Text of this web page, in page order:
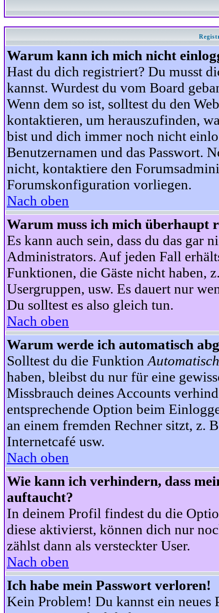
Warum kann ich mich nicht
Hast du dich registriert? Du musst
kannst. Wurdest du vom Board
Wenn dem so ist, solltest du den
kontaktieren, um herauszufinden,
bist und dich immer noch nicht
Benutzernamen und das Passwort.
nicht, kontaktiere den
Forumskonfiguration vorliegen.
Nach oben
Warum muss ich mich überhaupt
Es kann auch sein, dass du das gar
Administrators. Auf jeden Fall
Funktionen, die Gäste nicht haben,
Usergruppen, usw. Es dauert nur
Du solltest es also gleich tun.
Nach oben
Warum werde ich automatisch
Solltest du die Funktion
haben, bleibst du nur für eine
Missbrauch deines Accounts
entsprechende Option beim
an einem fremden Rechner sitzt, z.
Internetcafé usw.
Nach oben
Wie kann ich verhindern, dass
auftaucht?
In deinem Profil findest du die
diese aktivierst, können dich nur
zählst dann als versteckter User.
Nach oben
Ich habe mein Passwort verloren!
Kein Problem! Du kannst ein neues